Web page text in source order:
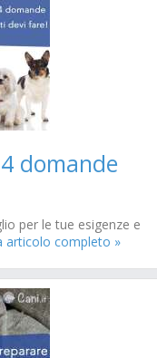
domande
per le tue esigenze e
articolo completo »